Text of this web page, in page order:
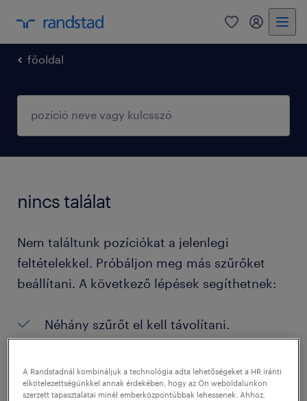
0 fiókom
főoldal
nincs találat
Nem találtunk pozíciókat a jelenlegi
feltételekkel. Próbáljon meg más szűrőket
beállítani. A következő lépések segíthetnek:
Néhány szűrőt el kell távolítani.
Próbálja meg kibővíteni a keresés
helyszínét.
A Randstadnál kombináljuk a technológia adta lehetőségeket a HR iránti
elkötelezettségünkkel annak érdekében, hogy az Ön weboldalunkon
szerzett tapasztalatai minél emberközpontúbbak lehessenek. Ahhoz,